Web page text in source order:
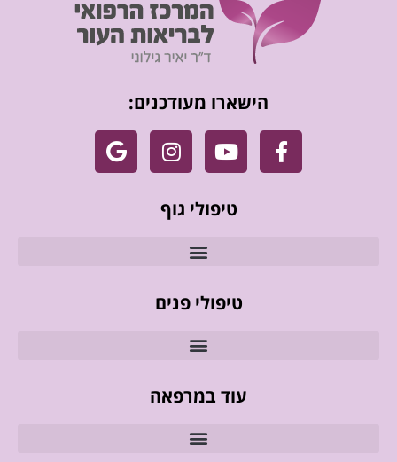
הישארו מעודכנים:
טיפולי גוף
טיפולי פנים
עוד במרפאה